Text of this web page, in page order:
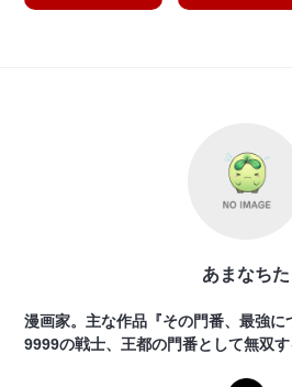
あまなちた
漫画家。主な作品『その門番、最強に
9999の戦士、王都の門番として無双す